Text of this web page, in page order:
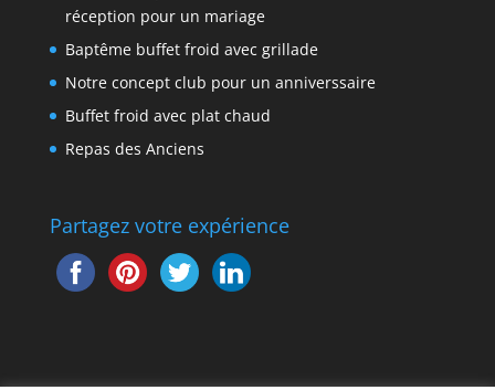
réception pour un mariage
Baptême buffet froid avec grillade
Notre concept club pour un anniverssaire
Buffet froid avec plat chaud
Repas des Anciens
Partagez votre expérience